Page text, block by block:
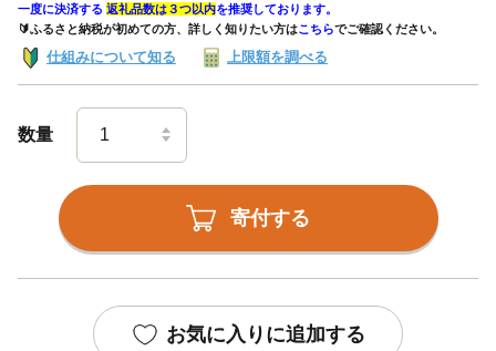
一度に決済する 返礼品数は３つ以内を推奨しております。
🔰ふるさと納税が初めての方、詳しく知りたい方はこちらでご確認ください。
仕組みについて知る 上限額を調べる
数量
寄付する
お気に入りに追加する